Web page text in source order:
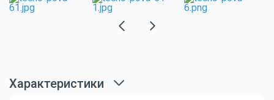
Характеристики